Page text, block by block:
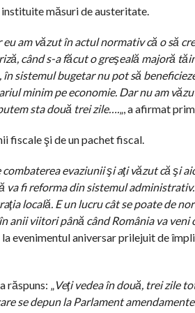
măsuri de austeritate.
am văzut în actul normativ că o să
când s-a făcut o greşeală majoră
sistemul bugetar nu pot să
minim pe economie. Dar nu am
sta două trei zile….
„, a afirmat
fiscale şi de un pachet fiscal.
evaziunii şi aţi văzut că şi
fi reforma din sistemul
locală. E un lucru cât se poate de
anii viitori până când România va
evenimentul aniversar prilejuit de
„
Veţi vedea în două, trei zile
se depun la Parlament